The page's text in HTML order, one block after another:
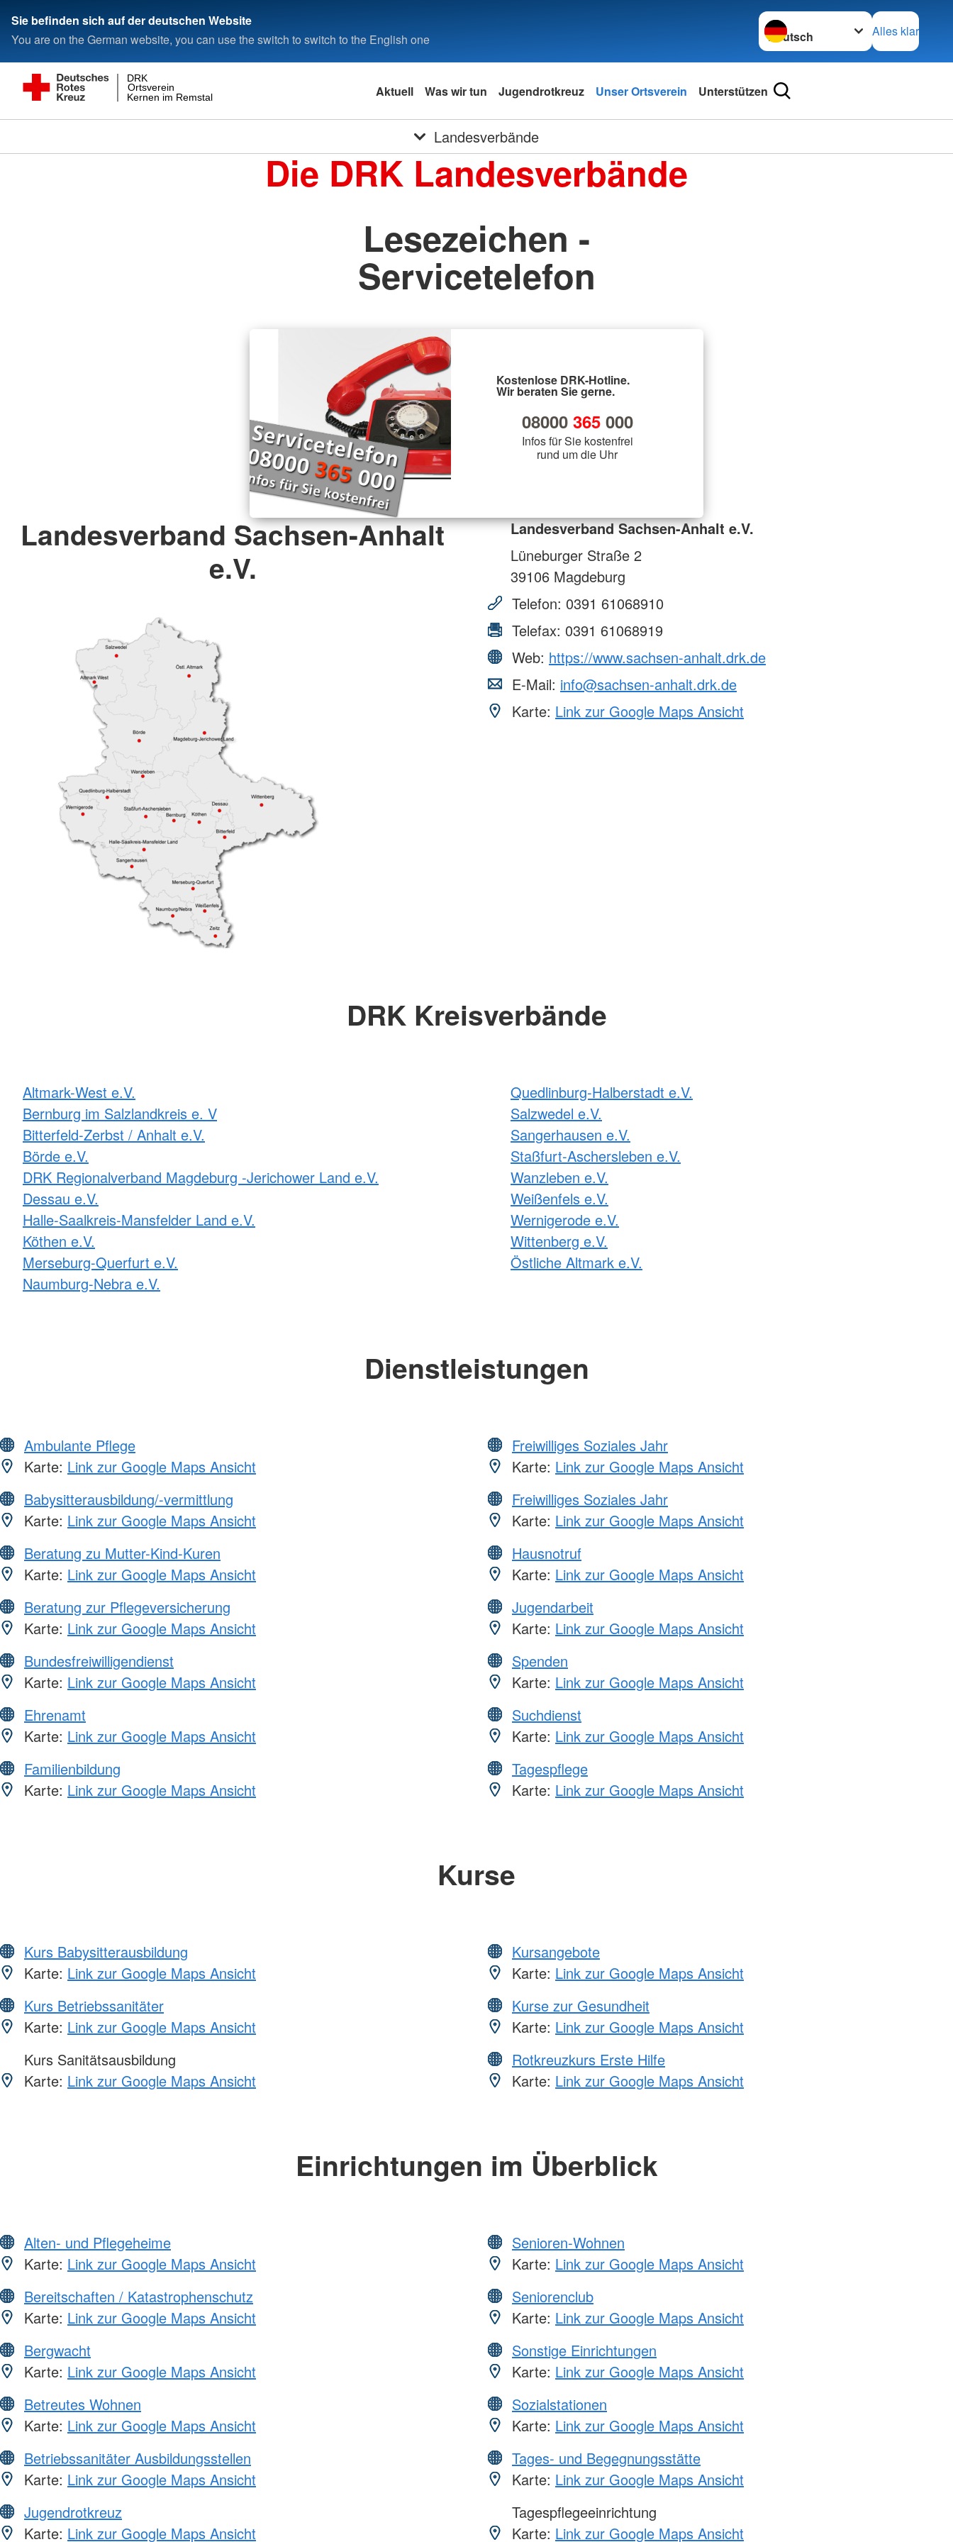
Sie befinden sich auf der deutschen Website
You are on the German website, you can use the switch to switch to the English one
Sprache wechseln zu
Alles klar
Kernen im Remstal
Ortsverein
DRK
Aktuell Was wir tun Jugendrotkreuz Unser Ortsverein Unterstützen
Landesverbände
Die DRK Landesverbände
Lesezeichen -
Servicetelefon
Kostenlose DRK-Hotline.
Wir beraten Sie gerne.
08000 365000
Infos für Sie kostenfrei
rund um die Uhr
Landesverband Sachsen-Anhalt
e.V.
Landesverband Sachsen-Anhalt e.V.
Lüneburger Straße 2
39106 Magdeburg
Telefon: 0391 61068910
Telefax: 0391 61068919
Web: https://www.sachsen-anhalt.drk.de
E-Mail: info@sachsen-anhalt.drk.de
Karte: Link zur Google Maps Ansicht
DRK Kreisverbände
Altmark-West e.V.
Bernburg im Salzlandkreis e. V
Bitterfeld-Zerbst / Anhalt e.V.
Börde e.V.
DRK Regionalverband Magdeburg -Jerichower Land e.V.
Dessau e.V.
Halle-Saalkreis-Mansfelder Land e.V.
Köthen e.V.
Merseburg-Querfurt e.V.
Naumburg-Nebra e.V.
Quedlinburg-Halberstadt e.V.
Salzwedel e.V.
Sangerhausen e.V.
Staßfurt-Aschersleben e.V.
Wanzleben e.V.
Weißenfels e.V.
Wernigerode e.V.
Wittenberg e.V.
Östliche Altmark e.V.
Dienstleistungen
Ambulante Pflege
Karte: Link zur Google Maps Ansicht
Babysitterausbildung/-vermittlung
Karte: Link zur Google Maps Ansicht
Beratung zu Mutter-Kind-Kuren
Karte: Link zur Google Maps Ansicht
Beratung zur Pflegeversicherung
Karte: Link zur Google Maps Ansicht
Bundesfreiwilligendienst
Karte: Link zur Google Maps Ansicht
Ehrenamt
Karte: Link zur Google Maps Ansicht
Familienbildung
Karte: Link zur Google Maps Ansicht
Freiwilliges Soziales Jahr
Karte: Link zur Google Maps Ansicht
Freiwilliges Soziales Jahr
Karte: Link zur Google Maps Ansicht
Hausnotruf
Karte: Link zur Google Maps Ansicht
Jugendarbeit
Karte: Link zur Google Maps Ansicht
Spenden
Karte: Link zur Google Maps Ansicht
Suchdienst
Karte: Link zur Google Maps Ansicht
Tagespflege
Karte: Link zur Google Maps Ansicht
Kurse
Kurs Babysitterausbildung
Karte: Link zur Google Maps Ansicht
Kurs Betriebssanitäter
Karte: Link zur Google Maps Ansicht
Kurs Sanitätsausbildung
Karte: Link zur Google Maps Ansicht
Kursangebote
Karte: Link zur Google Maps Ansicht
Kurse zur Gesundheit
Karte: Link zur Google Maps Ansicht
Rotkreuzkurs Erste Hilfe
Karte: Link zur Google Maps Ansicht
Einrichtungen im Überblick
Alten- und Pflegeheime
Karte: Link zur Google Maps Ansicht
Bereitschaften / Katastrophenschutz
Karte: Link zur Google Maps Ansicht
Bergwacht
Karte: Link zur Google Maps Ansicht
Betreutes Wohnen
Karte: Link zur Google Maps Ansicht
Betriebssanitäter Ausbildungsstellen
Karte: Link zur Google Maps Ansicht
Jugendrotkreuz
Karte: Link zur Google Maps Ansicht
Senioren-Wohnen
Karte: Link zur Google Maps Ansicht
Seniorenclub
Karte: Link zur Google Maps Ansicht
Sonstige Einrichtungen
Karte: Link zur Google Maps Ansicht
Sozialstationen
Karte: Link zur Google Maps Ansicht
Tages- und Begegnungsstätte
Karte: Link zur Google Maps Ansicht
Tagespflegeeinrichtung
Karte: Link zur Google Maps Ansicht